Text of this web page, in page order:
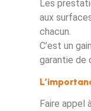
Les
aux
chacun.
C’est un
garantie de
Faire appel